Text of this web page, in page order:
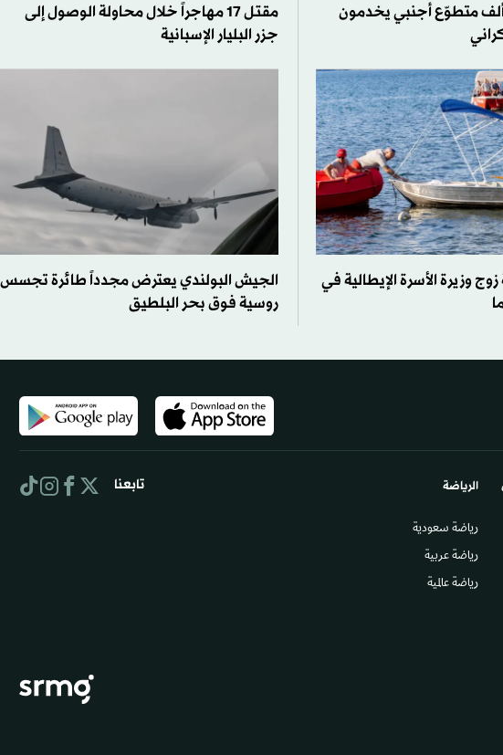
نحو 16 ألف متطوّع أجنبي يخدمون
مقتل 17 مهاجراً خلال محاولة الوصول إلى
جزر البليار الإسبانية
وزيرة الأسرة الإيطالية في
الجيش البولندي يعترض مجدداً طائرة تجسس
روسية فوق بحر البلطيق
الرياضة
رياضة سعودية
رياضة عربية
رياضة عالمية
تابعنا